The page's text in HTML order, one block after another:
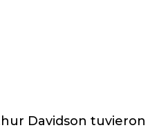
Davidson tuvieron